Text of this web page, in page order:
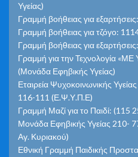
Υγείας)
Γραμμή βοήθειας για
Γραμμή βοήθειας για τζόγο:
Γραμμή βοήθειας για
Γραμμή για την Τεχνολογία
(Μονάδα Εφηβικής Υγείας)
Εταιρεία Ψυχοκοινωνικής
116-111 (Ε.Ψ.Υ.Π.Ε)
Γραμμή Μαζί για το Παιδί: (115
Μονάδα Εφηβικής Υγείας 210-
Αγ. Κυριακού)
Εθνική Γραμμή Παιδικής